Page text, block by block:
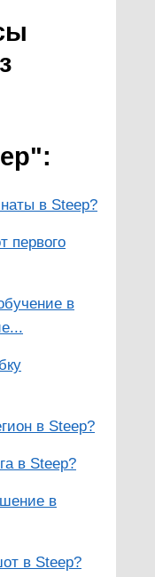
в Steep?
первого
в
в Steep?
в Steep?
в
в Steep?